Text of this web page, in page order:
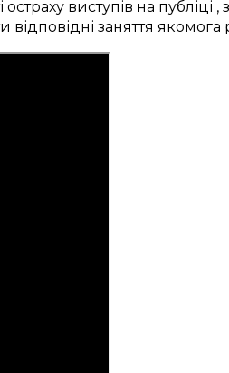
остраху виступів на публіці ,
відповідні заняття якомога